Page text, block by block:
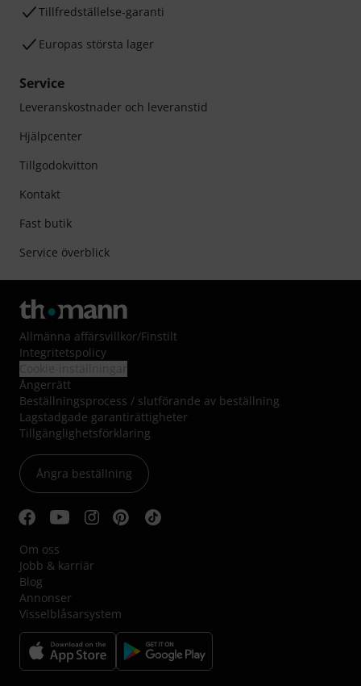
Tillfredställelse-garanti
Europas största lager
Service
Leveranskostnader och leveranstid
Hjälpcenter
Tillgodokvitton
Kontakt
Fast butik
Service överblick
Allmänna affärsvillkor/Finstilt
Integritetspolicy
Ångerrätt
Beställningsprocess / slutförande av beställning
Lagstadgade garantirättigheter
Tillgänglighetsförklaring
Ångra beställning
Om oss
Jobb & karriär
Blog
Annonser
Visselblåsarsystem